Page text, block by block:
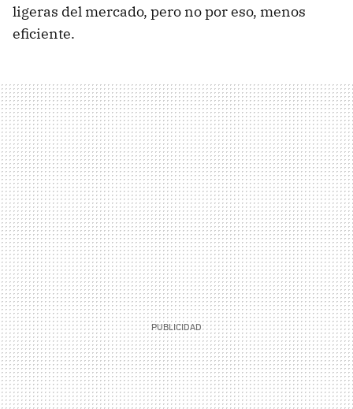
ligeras del mercado, pero no por eso, menos
eficiente.